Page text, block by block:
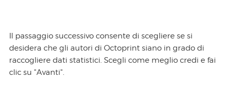
Il passaggio successivo consente di scegliere se si
desidera che gli autori di Octoprint siano in grado di
raccogliere dati statistici. Scegli come meglio credi e fai
clic su "Avanti".